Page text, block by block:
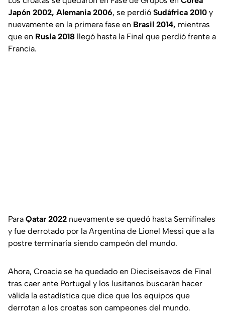
Japón 2002, Alemania 2006, se perdió Sudáfrica 2010 y
nuevamente en la primera fase en Brasil 2014, mientras
que en Rusia 2018 llegó hasta la Final que perdió frente a
Francia.
Para Qatar 2022 nuevamente se quedó hasta Semifinales
y fue derrotado por la Argentina de Lionel Messi que a la
postre terminaría siendo campeón del mundo.
Ahora, Croacia se ha quedado en Dieciseisavos de Final
tras caer ante Portugal y los lusitanos buscarán hacer
válida la estadística que dice que los equipos que
derrotan a los croatas son campeones del mundo.